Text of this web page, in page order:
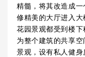
精髓，将其改造成
修精美的大厅进入
花园景观都受到楼
为整个建筑的共享
景观，设有私人健